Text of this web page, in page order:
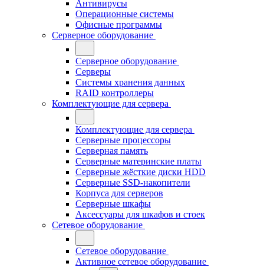
Антивирусы
Операционные системы
Офисные программы
Серверное оборудование
Серверное оборудование
Серверы
Системы хранения данных
RAID контроллеры
Комплектующие для сервера
Комплектующие для сервера
Серверные процессоры
Серверная память
Серверные материнские платы
Серверные жёсткие диски HDD
Серверные SSD-накопители
Корпуса для серверов
Серверные шкафы
Аксессуары для шкафов и стоек
Сетевое оборудование
Сетевое оборудование
Активное сетевое оборудование